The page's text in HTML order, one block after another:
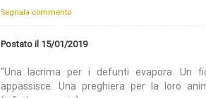
Segnala commento
Postato il 15/01/2019
“Una lacrima per i defunti evapora. Un
appassisce. Una preghiera per la loro